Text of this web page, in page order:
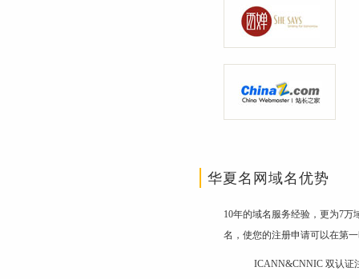
华夏名网域名优势
10年的域名服务经验，更为7
名，使您的注册申请可以在第
ICANN&CNNIC 双认证